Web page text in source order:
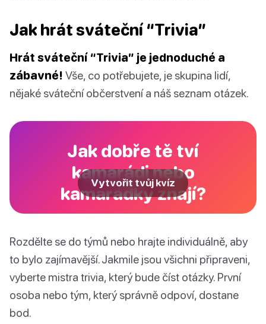
Jak hrát sváteční “Trivia”
Hrát sváteční “Trivia” je jednoduché a
zábavné! Vše, co potřebujete, je skupina lidí,
nějaké sváteční občerstvení a náš seznam otázek.
Jak dobře tě tví
kamarádi nebo
kamarádky znají?
Vytvořit tvůj kvíz
Rozdělte se do týmů nebo hrajte individuálně, aby
to bylo zajímavější. Jakmile jsou všichni připraveni,
vyberte mistra trivia, který bude číst otázky. První
osoba nebo tým, který správně odpoví, dostane
bod.